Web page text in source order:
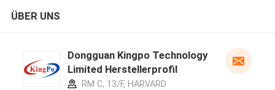
ÜBER UNS
Dongguan Kingpo Technology
Limited Herstellerprofil
RM C, 13/F, HARVARD